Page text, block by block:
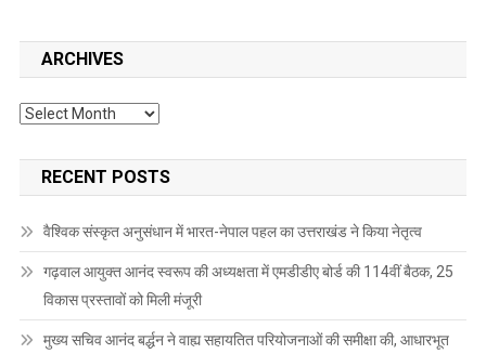
ARCHIVES
Archives
RECENT POSTS
वैश्विक संस्कृत अनुसंधान में भारत-नेपाल पहल का उत्तराखंड ने किया नेतृत्व
गढ़वाल आयुक्त आनंद स्वरूप की अध्यक्षता में एमडीडीए बोर्ड की 114वीं बैठक, 25
विकास प्रस्तावों को मिली मंजूरी
मुख्य सचिव आनंद बर्द्धन ने वाह्य सहायतित परियोजनाओं की समीक्षा की, आधारभूत